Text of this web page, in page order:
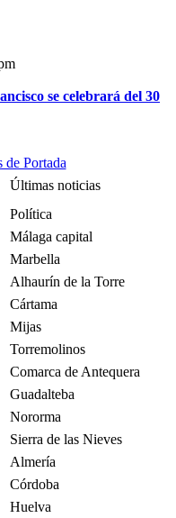
se celebrará del 30
de Portada
Últimas noticias
Política
Málaga capital
Marbella
Alhaurín de la Torre
Cártama
Mijas
Torremolinos
Comarca de Antequera
Guadalteba
Nororma
Sierra de las Nieves
Almería
Córdoba
Huelva